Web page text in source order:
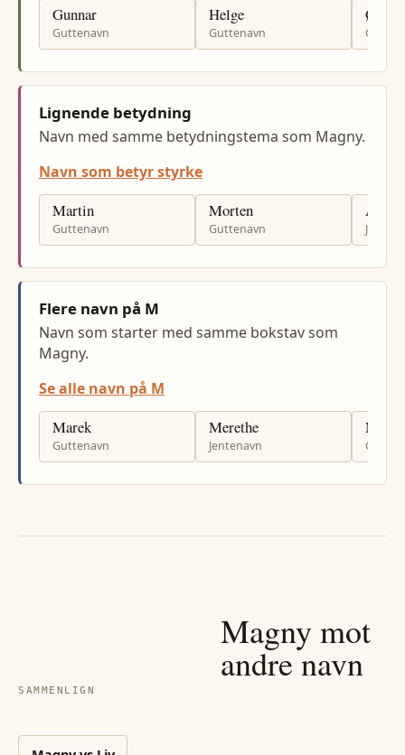
Gunnar
Guttenavn
Helge
Guttenavn
Lignende betydning
Navn med samme betydningstema som Magny.
Navn som betyr styrke
Martin
Guttenavn
Morten
Guttenavn
Anna
Flere navn på M
Navn som starter med samme bokstav som
Magny.
Se alle navn på M
Marek
Guttenavn
Merethe
Jentenavn
SAMMENLIGN
Magny mot
andre navn